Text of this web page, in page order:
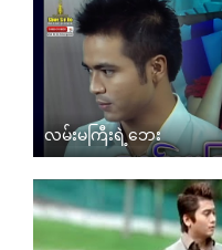
လမ်းမကြီးရဲ့ဘေး